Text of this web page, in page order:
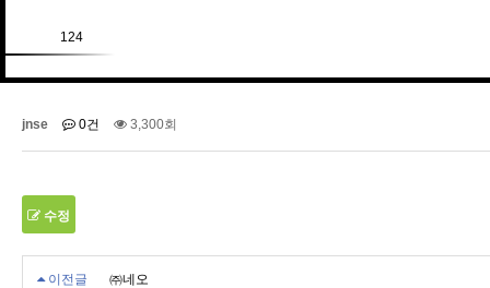
124
jnse 0건 3,300회
수정
이전글 ㈜네오